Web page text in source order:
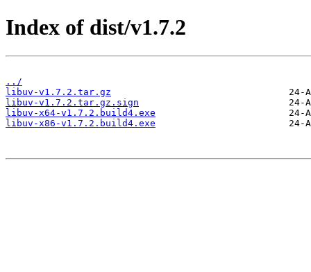
Index of dist/v1.7.2
../
libuv-v1.7.2.tar.gz
libuv-v1.7.2.tar.gz.sign
libuv-x64-v1.7.2.build4.exe
libuv-x86-v1.7.2.build4.exe
24-